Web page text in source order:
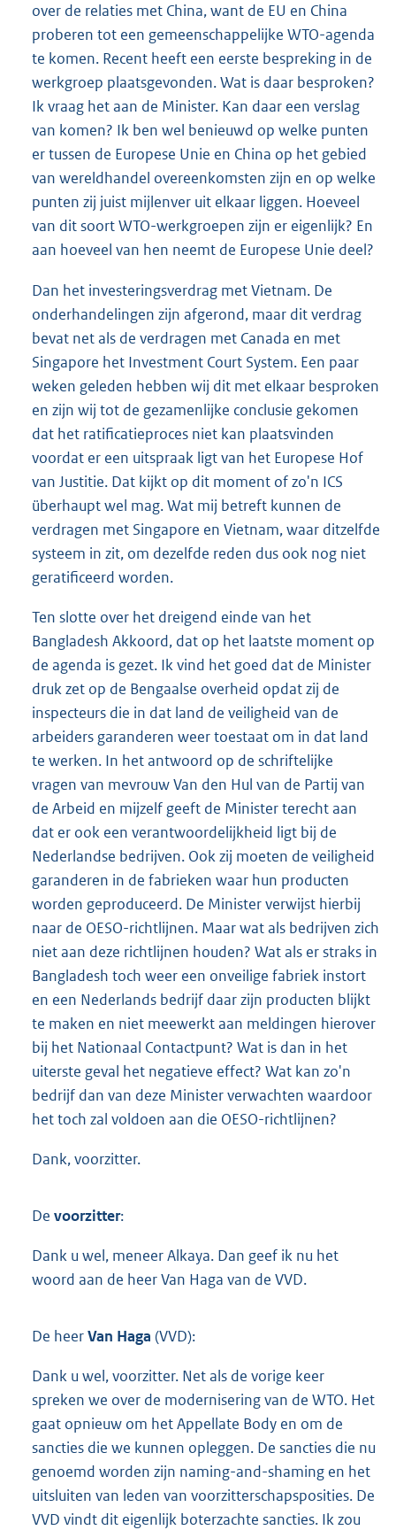
over de relaties met China, want de EU en China
proberen tot een gemeenschappelijke WTO-agenda
te komen. Recent heeft een eerste bespreking in de
werkgroep plaatsgevonden. Wat is daar besproken?
Ik vraag het aan de Minister. Kan daar een verslag
van komen? Ik ben wel benieuwd op welke punten
er tussen de Europese Unie en China op het gebied
van wereldhandel overeenkomsten zijn en op welke
punten zij juist mijlenver uit elkaar liggen. Hoeveel
van dit soort WTO-werkgroepen zijn er eigenlijk? En
aan hoeveel van hen neemt de Europese Unie deel?
Dan het investeringsverdrag met Vietnam. De
onderhandelingen zijn afgerond, maar dit verdrag
bevat net als de verdragen met Canada en met
Singapore het Investment Court System. Een paar
weken geleden hebben wij dit met elkaar besproken
en zijn wij tot de gezamenlijke conclusie gekomen
dat het ratificatieproces niet kan plaatsvinden
voordat er een uitspraak ligt van het Europese Hof
van Justitie. Dat kijkt op dit moment of zo'n ICS
überhaupt wel mag. Wat mij betreft kunnen de
verdragen met Singapore en Vietnam, waar ditzelfde
systeem in zit, om dezelfde reden dus ook nog niet
geratificeerd worden.
Ten slotte over het dreigend einde van het
Bangladesh Akkoord, dat op het laatste moment op
de agenda is gezet. Ik vind het goed dat de Minister
druk zet op de Bengaalse overheid opdat zij de
inspecteurs die in dat land de veiligheid van de
arbeiders garanderen weer toestaat om in dat land
te werken. In het antwoord op de schriftelijke
vragen van mevrouw Van den Hul van de Partij van
de Arbeid en mijzelf geeft de Minister terecht aan
dat er ook een verantwoordelijkheid ligt bij de
Nederlandse bedrijven. Ook zij moeten de veiligheid
garanderen in de fabrieken waar hun producten
worden geproduceerd. De Minister verwijst hierbij
naar de OESO-richtlijnen. Maar wat als bedrijven zich
niet aan deze richtlijnen houden? Wat als er straks in
Bangladesh toch weer een onveilige fabriek instort
en een Nederlands bedrijf daar zijn producten blijkt
te maken en niet meewerkt aan meldingen hierover
bij het Nationaal Contactpunt? Wat is dan in het
uiterste geval het negatieve effect? Wat kan zo'n
bedrijf dan van deze Minister verwachten waardoor
het toch zal voldoen aan die OESO-richtlijnen?
Dank, voorzitter.
De voorzitter:
Dank u wel, meneer Alkaya. Dan geef ik nu het
woord aan de heer Van Haga van de VVD.
De heerVan Haga (VVD):
Dank u wel, voorzitter. Net als de vorige keer
spreken we over de modernisering van de WTO. Het
gaat opnieuw om het Appellate Body en om de
sancties die we kunnen opleggen. De sancties die nu
genoemd worden zijn naming-and-shaming en het
uitsluiten van leden van voorzitterschapsposities. De
VVD vindt dit eigenlijk boterzachte sancties. Ik zou